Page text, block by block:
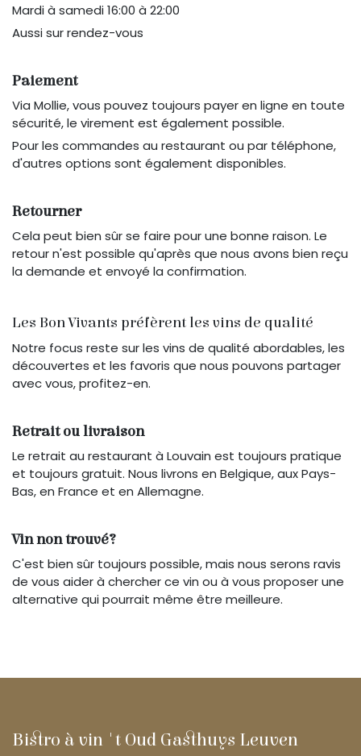
Mardi à samedi 16:00 à 22:00
Aussi sur rendez-vous
Paiement
Via Mollie, vous pouvez toujours payer en ligne en toute
sécurité, le virement est également possible.
Pour les commandes au restaurant ou par téléphone,
d'autres options sont également disponibles.
Retourner
Cela peut bien sûr se faire pour une bonne raison. Le
retour n'est possible qu'après que nous avons bien reçu
la demande et envoyé la confirmation.
Les Bon Vivants préfèrent les vins de qualité
Notre focus reste sur les vins de qualité abordables, les
découvertes et les favoris que nous pouvons partager
avec vous, profitez-en.
Retrait ou livraison
Le retrait au restaurant à Louvain est toujours pratique
et toujours gratuit. Nous livrons en Belgique, aux Pays-
Bas, en France et en Allemagne.
Vin non trouvé?
C'est bien sûr toujours possible, mais nous serons ravis
de vous aider à chercher ce vin ou à vous proposer une
alternative qui pourrait même être meilleure.
Bistro à vin 't Oud Gasthuys Leuven